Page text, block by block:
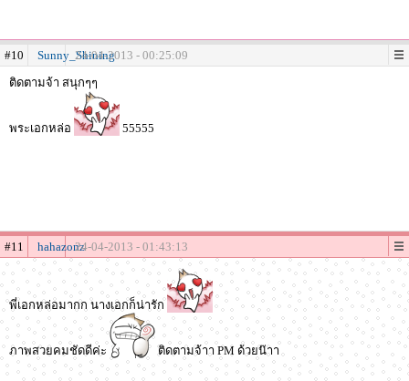
#10 Sunny_Shining24-04-2013 - 00:25:09
ติดตามจ้า สนุกๆๆ
พระเอกหล่อ 55555
#11 hahazonz24-04-2013 - 01:43:13
พี่เอกหล่อมากก นางเอกก็น่ารัก
ภาพสวยคมชัดดีค่ะ ติดตามจ้าา PM ด้วยน๊าา